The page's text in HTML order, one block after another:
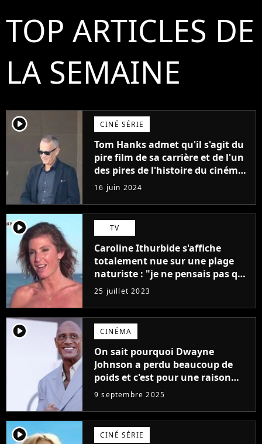
TOP ARTICLES DE
LA SEMAINE
player2 CINÉ SÉRIE
Tom Hanks admet qu'il s'agit du
pire film de sa carrière et de l'un
des pires de l'histoire du cinéma :
"L'un des films les plus
médiocres jamais réalisés"
16 juin 2024
player2 TV
Caroline Ithurbide s'affiche
totalement nue sur une plage
naturiste : "je ne pensais pas que
j'arriverais à le faire..."
25 juillet 2023
player2 CINÉMA
On sait pourquoi Dwayne
Johnson a perdu beaucoup de
poids et c'est pour une raison
importante
9 septembre 2025
player2 CINÉ SÉRIE